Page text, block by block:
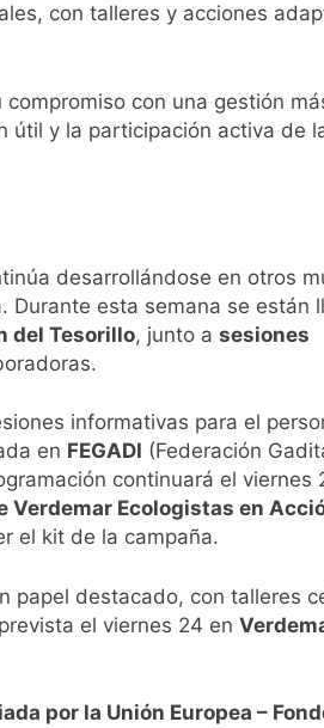
con talleres y acciones
con una gestión
útil y la participación activa de
desarrollándose en otros
Durante esta semana se están
del Tesorillo, junto a sesiones
informativas para el
en FEGADI (Federación
continuará el viernes
Ecologistas en
el kit de la campaña.
papel destacado, con talleres
el viernes 24 en
por la Unión Europea –